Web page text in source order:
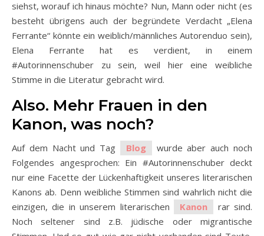
siehst, worauf ich hinaus möchte? Nun, Mann oder nicht (es
besteht übrigens auch der begründete Verdacht „Elena
Ferrante“ könnte ein weiblich/männliches Autorenduo sein),
Elena Ferrante hat es verdient, in einem
#Autorinnenschuber zu sein, weil hier eine weibliche
Stimme in die Literatur gebracht wird.
Also. Mehr Frauen in den
Kanon, was noch?
Auf dem Nacht und Tag Blog
wurde aber auch noch
Folgendes angesprochen: Ein #Autorinnenschuber deckt
nur eine Facette der Lückenhaftigkeit unseres literarischen
Kanons ab. Denn weibliche Stimmen sind wahrlich nicht die
einzigen, die in unserem literarischen
Kanon
rar sind.
Noch seltener sind z.B. jüdische oder migrantische